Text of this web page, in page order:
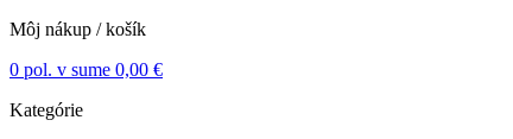
Môj nákup / košík
0 pol. v sume 0,00 €
Kategórie